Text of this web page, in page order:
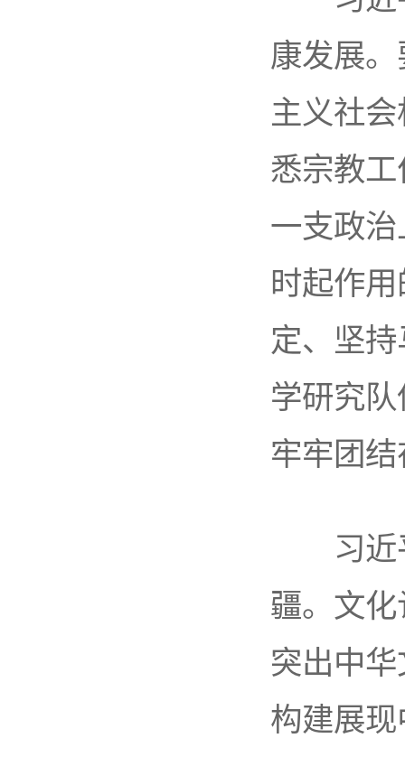
康发展
主义社
悉宗教
一支政
时起作
定、坚
学研究
牢牢团
习近平
疆。文
突出中
构建展